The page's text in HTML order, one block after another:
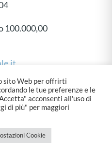
100.000,00
Emberware&Dueper Design
sito Web per offrirti
le tue preferenze e le
acconsenti all'uso di
di più" per maggiori
Cookie